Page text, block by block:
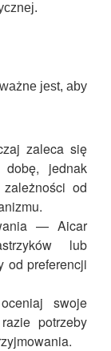
jest, aby
zaleca się
jednak
od
— Aicar
lub
od preferencji
swoje
potrzeby